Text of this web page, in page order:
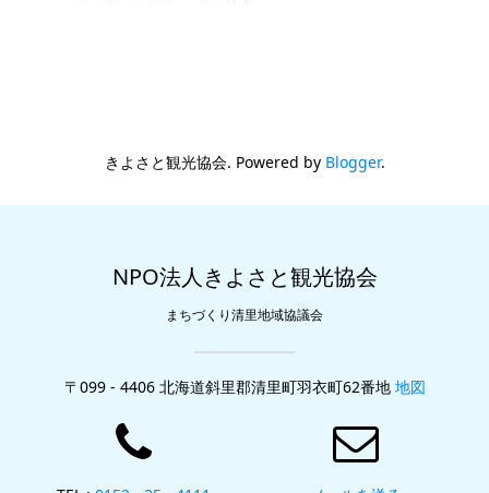
きよさと観光協会. Powered by Blogger.
NPO法人きよさと観光協会
まちづくり清里地域協議会
〒099 - 4406 北海道斜里郡清里町羽衣町62番地 地図